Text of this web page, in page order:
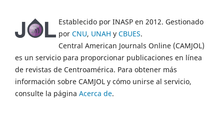
Establecido por INASP en 2012. Gestionado
por CNU, UNAH y CBUES.
Central American Journals Online (CAMJOL)
es un servicio para proporcionar publicaciones en línea
de revistas de Centroamérica. Para obtener más
información sobre CAMJOL y cómo unirse al servicio,
consulte la página Acerca de.